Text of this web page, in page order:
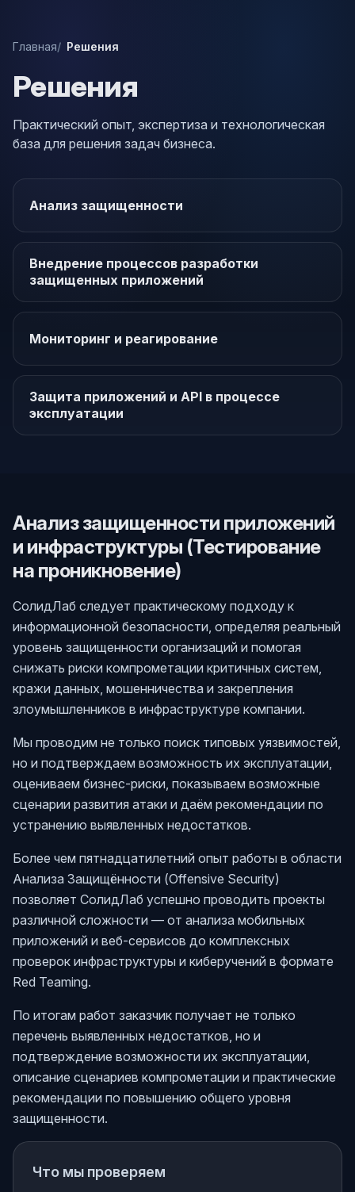
Главная Решения
Решения
Практический опыт, экспертиза и технологическая
база для решения задач бизнеса.
Анализ защищенности
Внедрение процессов разработки
защищенных приложений
Мониторинг и реагирование
Защита приложений и API в процессе
эксплуатации
Анализ защищенности приложений
и инфраструктуры (Тестирование
на проникновение)
СолидЛаб следует практическому подходу к
информационной безопасности, определяя реальный
уровень защищенности организаций и помогая
снижать риски компрометации критичных систем,
кражи данных, мошенничества и закрепления
злоумышленников в инфраструктуре компании.
Мы проводим не только поиск типовых уязвимостей,
но и подтверждаем возможность их эксплуатации,
оцениваем бизнес-риски, показываем возможные
сценарии развития атаки и даём рекомендации по
устранению выявленных недостатков.
Более чем пятнадцатилетний опыт работы в области
Анализа Защищённости (Offensive Security)
позволяет СолидЛаб успешно проводить проекты
различной сложности — от анализа мобильных
приложений и веб-сервисов до комплексных
проверок инфраструктуры и киберучений в формате
Red Teaming.
По итогам работ заказчик получает не только
перечень выявленных недостатков, но и
подтверждение возможности их эксплуатации,
описание сценариев компрометации и практические
рекомендации по повышению общего уровня
защищенности.
Что мы проверяем